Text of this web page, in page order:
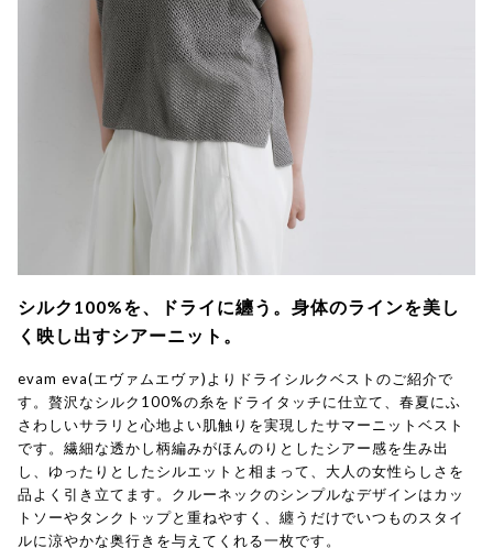
シルク100%を、ドライに纏う。身体のラインを美し
く映し出すシアーニット。
evam eva(エヴァムエヴァ)よりドライシルクベストのご紹介で
す。贅沢なシルク100%の糸をドライタッチに仕立て、春夏にふ
さわしいサラリと心地よい肌触りを実現したサマーニットベスト
です。繊細な透かし柄編みがほんのりとしたシアー感を生み出
し、ゆったりとしたシルエットと相まって、大人の女性らしさを
品よく引き立てます。クルーネックのシンプルなデザインはカッ
トソーやタンクトップと重ねやすく、纏うだけでいつものスタイ
ルに涼やかな奥行きを与えてくれる一枚です。